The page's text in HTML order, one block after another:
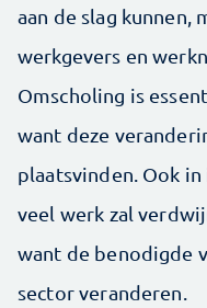
aan de slag kunnen,
werkgevers en
Omscholing is
want deze
plaatsvinden. Ook
veel werk zal
want de benodigde
sector veranderen.